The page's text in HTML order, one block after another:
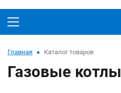
Главная Каталог товаров
Газовые котлы